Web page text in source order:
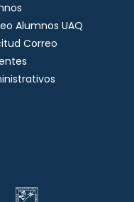
Alumnos UAQ
Correo